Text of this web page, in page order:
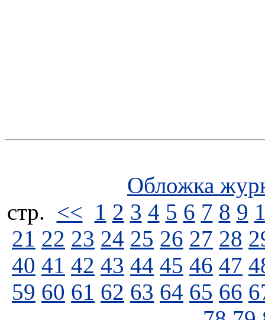
Обложка
стp. << 1 2 3 4 5 6 7 8 9
21 22 23 24 25 26 27 28
40 41 42 43 44 45 46 47
59 60 61 62 63 64 65 66